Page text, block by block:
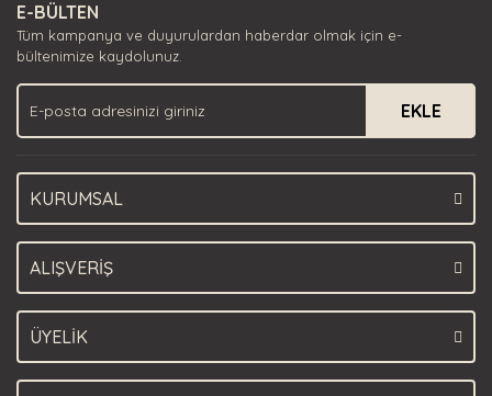
Ürün açıklamasında eksik bilgiler bulunuyor.
Ürün bilgilerinde hatalar bulunuyor.
Ürün fiyatı diğer sitelerden daha pahalı.
Bu ürüne benzer farklı alternatifler olmalı.
E-BÜLTEN
Tüm kampanya ve duyurulardan haberdar olmak için e-
bültenimize kaydolunuz.
EKLE
KURUMSAL
ALIŞVERİŞ
ÜYELİK